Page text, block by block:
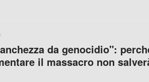
da genocidio":
il massacro non